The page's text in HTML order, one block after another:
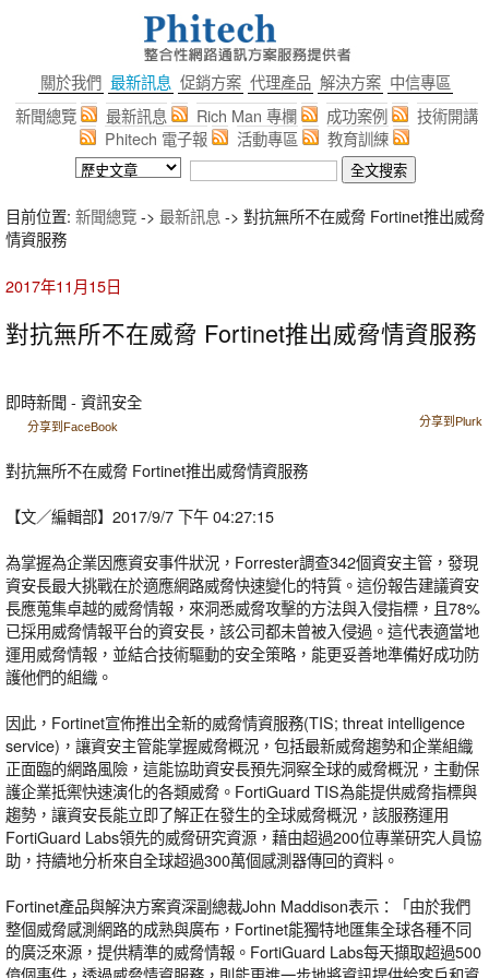
關於我們 最新訊息 促銷方案 代理產品 解決方案 中信專區
新聞總覽
最新訊息 Rich Man 專欄 成功案例
技術開講
Phitech 電子報
活動專區 教育訓練
目前位置: 新聞總覽-> 最新訊息 -> 對抗無所不在威脅 Fortinet推出威脅
情資服務
2017年11月15日
對抗無所不在威脅 Fortinet推出威脅情資服務
即時新聞 - 資訊安全
分享到Plurk
分享到FaceBook
對抗無所不在威脅 Fortinet推出威脅情資服務
【文／編輯部】2017/9/7 下午 04:27:15
為掌握為企業因應資安事件狀況，Forrester調查342個資安主管，發現
資安長最大挑戰在於適應網路威脅快速變化的特質。這份報告建議資安
長應蒐集卓越的威脅情報，來洞悉威脅攻擊的方法與入侵指標，且78%
已採用威脅情報平台的資安長，該公司都未曾被入侵過。這代表適當地
運用威脅情報，並結合技術驅動的安全策略，能更妥善地準備好成功防
護他們的組織。
因此，Fortinet宣佈推出全新的威脅情資服務(TIS; threat intelligence
service)，讓資安主管能掌握威脅概況，包括最新威脅趨勢和企業組織
正面臨的網路風險，這能協助資安長預先洞察全球的威脅概況，主動保
護企業抵禦快速演化的各類威脅。FortiGuard TIS為能提供威脅指標與
趨勢，讓資安長能立即了解正在發生的全球威脅概況，該服務運用
FortiGuard Labs領先的威脅研究資源，藉由超過200位專業研究人員協
助，持續地分析來自全球超過300萬個感測器傳回的資料。
Fortinet產品與解決方案資深副總裁John Maddison表示：「由於我們
整個威脅感測網路的成熟與廣布，Fortinet能獨特地匯集全球各種不同
的廣泛來源，提供精準的威脅情報。FortiGuard Labs每天擷取超過500